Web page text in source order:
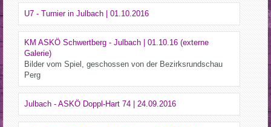
U7 - Turnier in Julbach | 01.10.2016
KM ASKÖ Schwertberg - Julbach | 01.10.16 (externe
Galerie)
Bilder vom Spiel, geschossen von der Bezirksrundschau
Perg
Julbach - ASKÖ Doppl-Hart 74 | 24.09.2016